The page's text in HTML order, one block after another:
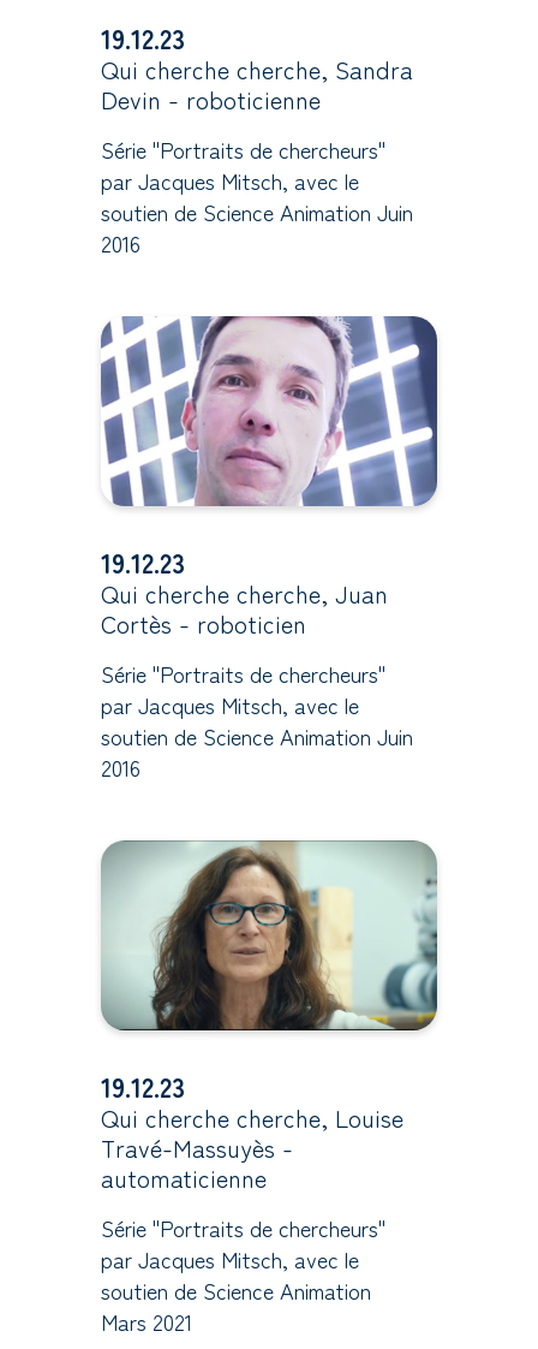
19.12.23
Qui cherche cherche, Sandra
Devin - roboticienne
Série "Portraits de chercheurs"
par Jacques Mitsch, avec le
soutien de Science Animation Juin
2016
19.12.23
Qui cherche cherche, Juan
Cortès - roboticien
Série "Portraits de chercheurs"
par Jacques Mitsch, avec le
soutien de Science Animation Juin
2016
19.12.23
Qui cherche cherche, Louise
Travé-Massuyès -
automaticienne
Série "Portraits de chercheurs"
par Jacques Mitsch, avec le
soutien de Science Animation
Mars 2021